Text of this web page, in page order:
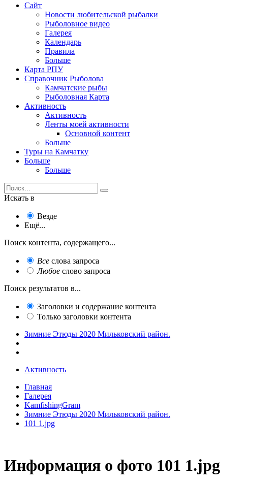
Сайт
Новости любительской рыбалки
Рыболовное видео
Галерея
Календарь
Правила
Больше
Карта РПУ
Справочник Рыболова
Камчатские рыбы
Рыболовная Карта
Активность
Активность
Ленты моей активности
Основной контент
Больше
Туры на Камчатку
Больше
Больше
Искать в
Везде
Ещё...
Поиск контента, содержащего...
Все слова запроса
Любое слово запроса
Поиск результатов в...
Заголовки и содержание контента
Только заголовки контента
Зимние Этюды 2020 Мильковский район.
Активность
Главная
Галерея
KamfishingGram
Зимние Этюды 2020 Мильковский район.
101 1.jpg
Информация о фото 101 1.jpg